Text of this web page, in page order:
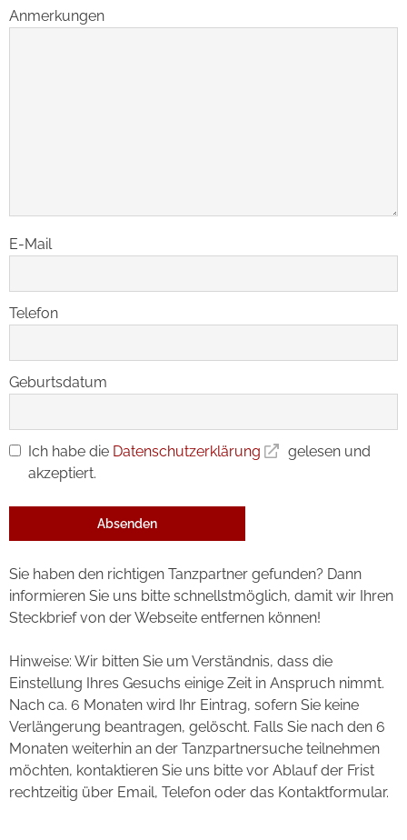
Anmerkungen
E-Mail
Telefon
Geburtsdatum
Ich habe die Datenschutzerklärung
gelesen und
akzeptiert.
Absenden
Sie haben den richtigen Tanzpartner gefunden? Dann
informieren Sie uns bitte schnellstmöglich, damit wir Ihren
Steckbrief von der Webseite entfernen können!
Hinweise: Wir bitten Sie um Verständnis, dass die
Einstellung Ihres Gesuchs einige Zeit in Anspruch nimmt.
Nach ca. 6 Monaten wird Ihr Eintrag, sofern Sie keine
Verlängerung beantragen, gelöscht. Falls Sie nach den 6
Monaten weiterhin an der Tanzpartnersuche teilnehmen
möchten, kontaktieren Sie uns bitte vor Ablauf der Frist
rechtzeitig über Email, Telefon oder das Kontaktformular.